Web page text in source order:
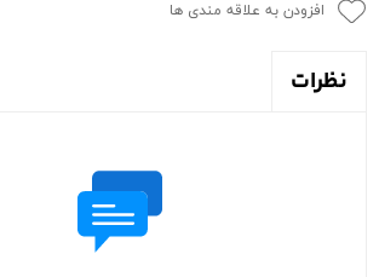
افزودن به علاقه مندی ها
نظرات